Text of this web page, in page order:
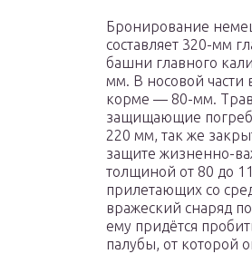
Бронирование
составляет 320-мм
башни главного
мм. В носовой
корме — 80-мм.
защищающие
220 мм, так же
защите жизненно-
толщиной от 80 до
прилетающих со
вражеский снаряд
ему придётся
палубы, от которой